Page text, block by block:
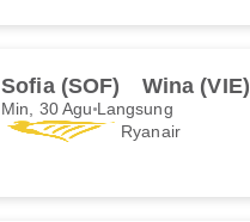
Sofia (SOF) Wina (VIE)
Min, 30 Agu Langsung
Ryanair